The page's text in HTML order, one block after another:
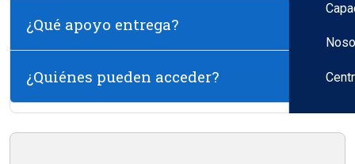
¿Qué apoyo entrega?
¿Quiénes pueden acceder?